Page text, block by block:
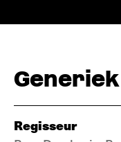
Generiek
Regisseur